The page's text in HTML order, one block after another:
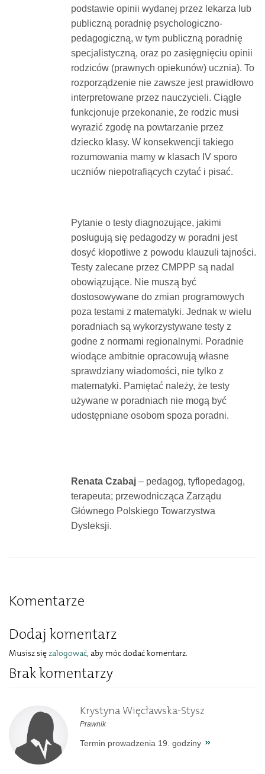
podstawie opinii wydanej przez lekarza lub
publiczną poradnię psychologiczno-
pedagogiczną, w tym publiczną poradnię
specjalistyczną, oraz po zasięgnięciu opinii
rodziców (prawnych opiekunów) ucznia). To
rozporządzenie nie zawsze jest prawidłowo
interpretowane przez nauczycieli. Ciągle
funkcjonuje przekonanie, że rodzic musi
wyrazić zgodę na powtarzanie przez
dziecko klasy. W konsekwencji takiego
rozumowania mamy w klasach IV sporo
uczniów niepotrafiących czytać i pisać.
Pytanie o testy diagnozujące, jakimi
posługują się pedagodzy w poradni jest
dosyć kłopotliwe z powodu klauzuli tajności.
Testy zalecane przez CMPPP są nadal
obowiązujące. Nie muszą być
dostosowywane do zmian programowych
poza testami z matematyki. Jednak w wielu
poradniach są wykorzystywane testy z
godne z normami regionalnymi. Poradnie
wiodące ambitnie opracowują własne
sprawdziany wiadomości, nie tylko z
matematyki. Pamiętać należy, że testy
używane w poradniach nie mogą być
udostępniane osobom spoza poradni.
Renata Czabaj– pedagog, tyflopedagog,
terapeuta; przewodnicząca Zarządu
Głównego Polskiego Towarzystwa
Dysleksji.
Komentarze
Dodaj komentarz
Musisz sięzalogować, aby móc dodać komentarz.
Brak komentarzy
Krystyna Więcławska-Stysz
Prawnik
Termin prowadzenia 19. godziny